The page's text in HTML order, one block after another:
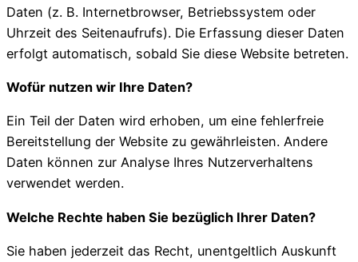
Daten (z. B. Internetbrowser, Betriebssystem oder
Uhrzeit des Seitenaufrufs). Die Erfassung dieser Daten
erfolgt automatisch, sobald Sie diese Website betreten.
Wofür nutzen wir Ihre Daten?
Ein Teil der Daten wird erhoben, um eine fehlerfreie
Bereitstellung der Website zu gewährleisten. Andere
Daten können zur Analyse Ihres Nutzerverhaltens
verwendet werden.
Welche Rechte haben Sie bezüglich Ihrer Daten?
Sie haben jederzeit das Recht, unentgeltlich Auskunft